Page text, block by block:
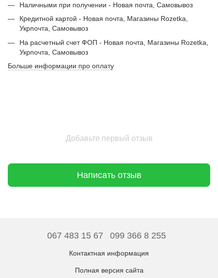
Наличными при получении - Новая почта, Самовывоз
Кредитной картой - Новая почта, Магазины Rozetka,
Укрпочта, Самовывоз
На расчетный счет ФОП - Новая почта, Магазины Rozetka,
Укрпочта, Самовывоз
Больше информации про оплату
Добавьте первый отзыв
Написать отзыв
067 483 15 67 099 366 8 255
Контактная информация
Полная версия сайта